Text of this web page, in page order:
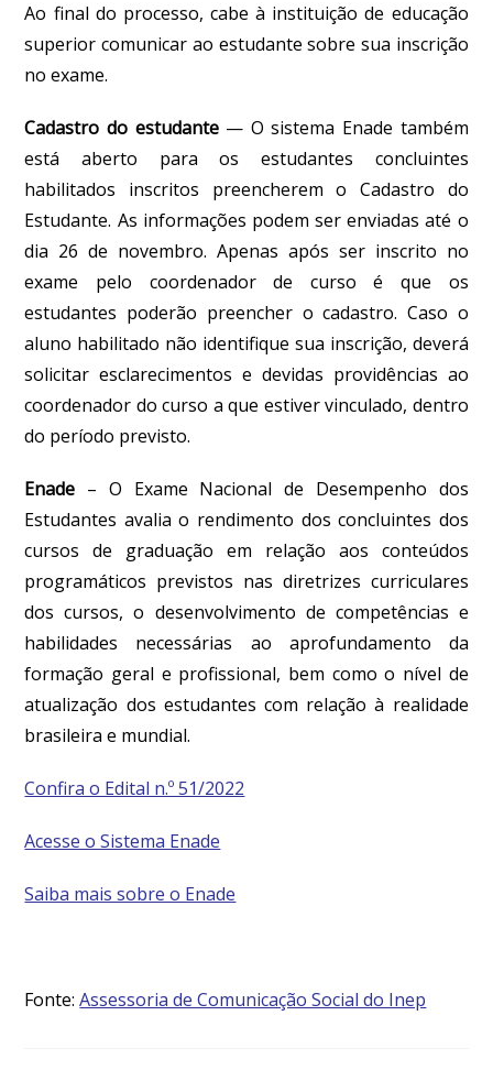
Ao final do processo, cabe à instituição de educação
superior comunicar ao estudante sobre sua inscrição
no exame.
Cadastro do estudante— O sistema Enade também
está aberto para os estudantes concluintes
habilitados inscritos preencherem o Cadastro do
Estudante. As informações podem ser enviadas até o
dia 26 de novembro. Apenas após ser inscrito no
exame pelo coordenador de curso é que os
estudantes poderão preencher o cadastro. Caso o
aluno habilitado não identifique sua inscrição, deverá
solicitar esclarecimentos e devidas providências ao
coordenador do curso a que estiver vinculado, dentro
do período previsto.
Enade – O Exame Nacional de Desempenho dos
Estudantes avalia o rendimento dos concluintes dos
cursos de graduação em relação aos conteúdos
programáticos previstos nas diretrizes curriculares
dos cursos, o desenvolvimento de competências e
habilidades necessárias ao aprofundamento da
formação geral e profissional, bem como o nível de
atualização dos estudantes com relação à realidade
brasileira e mundial.
Confira o Edital n.º 51/2022
Acesse o Sistema Enade
Saiba mais sobre o Enade
Fonte:Assessoria de Comunicação Social do Inep